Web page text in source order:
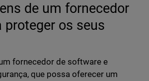
de um fornecedor
proteger os seus
fornecedor de software e
que possa oferecer um